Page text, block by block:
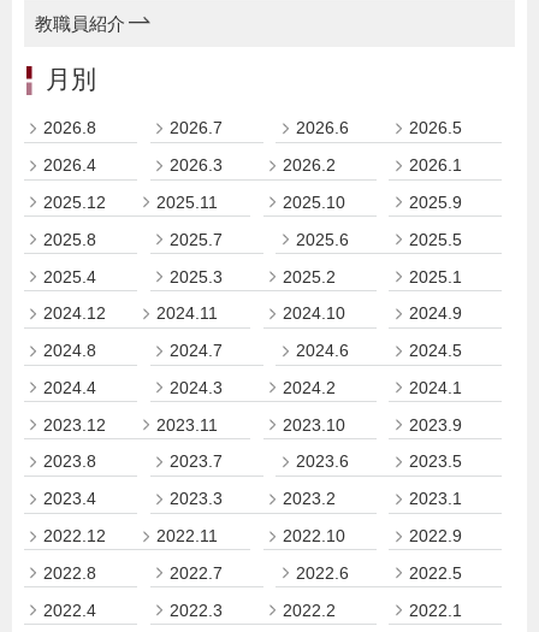
教職員紹介
月別
2026.8 2026.7 2026.6
2026.5
2026.4
2026.3 2026.2
2026.1
2025.12
2025.11 2025.10
2025.9
2025.8
2025.7 2025.6
2025.5
2025.4
2025.3 2025.2
2025.1
2024.12
2024.11 2024.10
2024.9
2024.8
2024.7 2024.6
2024.5
2024.4
2024.3 2024.2
2024.1
2023.12
2023.11 2023.10
2023.9
2023.8
2023.7 2023.6
2023.5
2023.4
2023.3 2023.2
2023.1
2022.12
2022.11 2022.10
2022.9
2022.8
2022.7 2022.6
2022.5
2022.4
2022.3 2022.2
2022.1